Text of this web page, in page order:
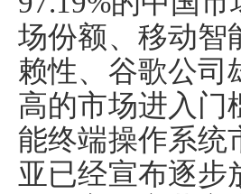
场份额、移动智
赖性、谷歌公司
高的市场进入门
能终端操作系统
亚已经宣布逐步